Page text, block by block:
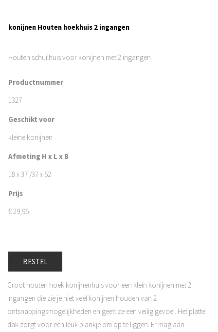
konijnen Houten hoekhuis 2 ingangen
Houten schuilhuis voor konijnen met 2 ingangen
Productnummer
1327
Geschikt voor
kleine konijnen
Afmeting H x L x B
18 x 37 /37 x 52
Prijs
€ 29,95
BESTEL
Groot houten hoek konijnenhuis voor een klein konijnen met 2
ingangen die zie je niet veel konijnen houden van 2
ontsnappingsmogelijkheden en geeft ze een veilig gevoel. Het platte
dak zorgt voor een leuk plankje om op te liggen. Er mag aan